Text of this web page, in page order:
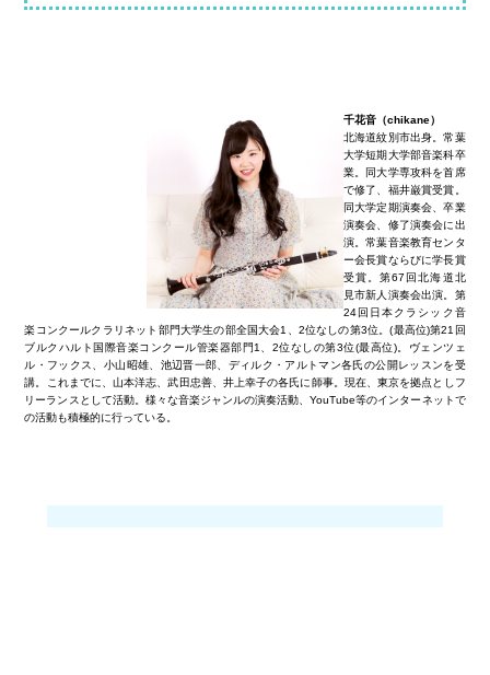
千花音（chikane）
北海道紋別市出身。常葉
大学短期大学部音楽科卒
業。同大学専攻科を首席
で修了、福井巌賞受賞。
同大学定期演奏会、卒業
演奏会、修了演奏会に出
演。常葉音楽教育センタ
ー会長賞ならびに学長賞
受賞。第67回北海道北
見市新人演奏会出演。第
24回日本クラシック音
楽コンクールクラリネット部門大学生の部全国大会1、2位なしの第3位。(最高位)第21回
ブルクハルト国際音楽コンクール管楽器部門1、2位なしの第3位(最高位)。ヴェンツェ
ル・フックス、小山昭雄、池辺晋一郎、ディルク・アルトマン各氏の公開レッスンを受
講。これまでに、山本洋志、武田忠善、井上幸子の各氏に師事。現在、東京を拠点としフ
リーランスとして活動。様々な音楽ジャンルの演奏活動、YouTube等のインターネットで
の活動も積極的に行っている。